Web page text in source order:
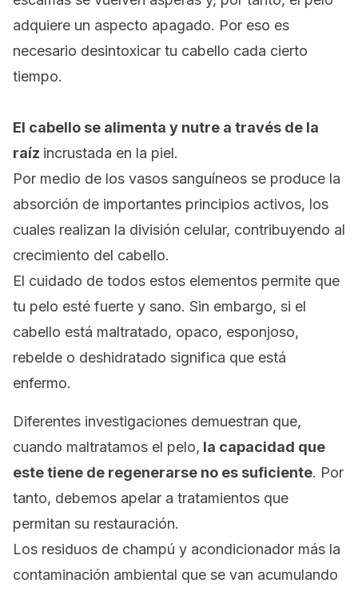
adquiere un aspecto apagado. Por eso es
necesario desintoxicar tu cabello cada cierto
tiempo.
El cabello se alimenta y nutre a través de la
raíz incrustada en la piel.
Por medio de los vasos sanguíneos se produce la
absorción de importantes principios activos, los
cuales realizan la división celular, contribuyendo al
crecimiento del cabello.
El cuidado de todos estos elementos permite que
tu pelo esté fuerte y sano. Sin embargo, si el
cabello está maltratado, opaco, esponjoso,
rebelde o deshidratado significa que está
enfermo.
Diferentes investigaciones demuestran que,
cuando maltratamos el pelo, la capacidad que
este tiene de regenerarse no es suficiente. Por
tanto, debemos apelar a tratamientos que
permitan su restauración.
Los residuos de champú y acondicionador más la
contaminación ambiental que se van acumulando